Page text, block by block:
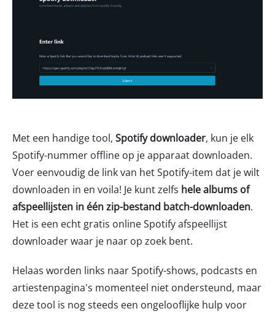
Met een handige tool, Spotify downloader, kun je elk
Spotify-nummer offline op je apparaat downloaden.
Voer eenvoudig de link van het Spotify-item dat je wilt
downloaden in en voila! Je kunt zelfs hele albums of
afspeellijsten in één zip-bestand batch-downloaden.
Het is een echt gratis online Spotify afspeellijst
downloader waar je naar op zoek bent.
Helaas worden links naar Spotify-shows, podcasts en
artiestenpagina's momenteel niet ondersteund, maar
deze tool is nog steeds een ongelooflijke hulp voor